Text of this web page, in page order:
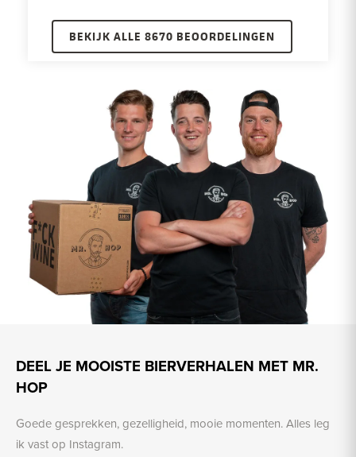
BEKIJK ALLE 8670 BEOORDELINGEN
DEEL JE MOOISTE BIERVERHALEN MET MR.
HOP
Goede gesprekken, gezelligheid, mooie momenten. Alles leg
ik vast op Instagram.